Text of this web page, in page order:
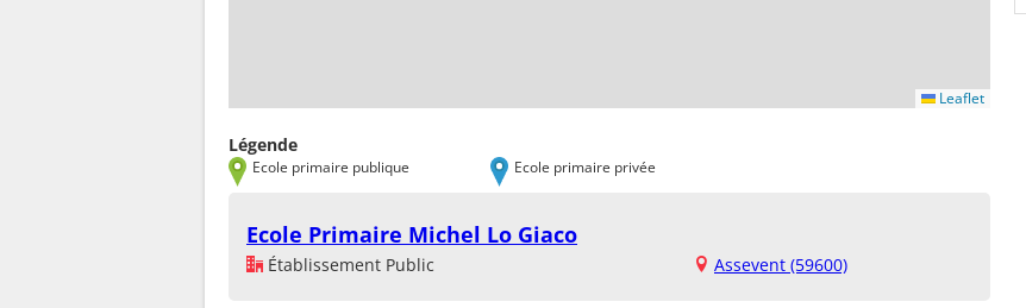
Leaflet
Légende
Ecole primaire publique Ecole primaire privée
Ecole Primaire Michel Lo Giaco
Établissement Public Assevent (59600)